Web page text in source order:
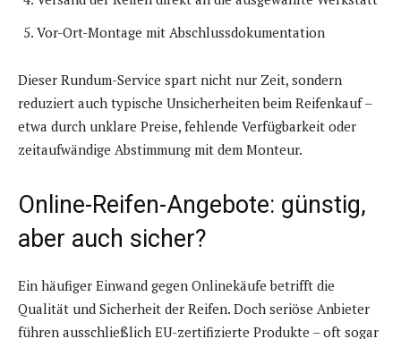
Vor-Ort-Montage mit Abschlussdokumentation
Dieser Rundum-Service spart nicht nur Zeit, sondern
reduziert auch typische Unsicherheiten beim Reifenkauf –
etwa durch unklare Preise, fehlende Verfügbarkeit oder
zeitaufwändige Abstimmung mit dem Monteur.
Online-Reifen-Angebote: günstig,
aber auch sicher?
Ein häufiger Einwand gegen Onlinekäufe betrifft die
Qualität und Sicherheit der Reifen. Doch seriöse Anbieter
führen ausschließlich EU-zertifizierte Produkte – oft sogar